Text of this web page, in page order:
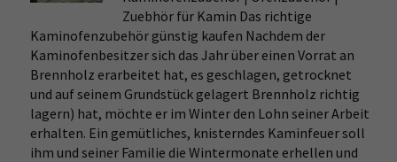
Zuebhör für Kamin Das richtige
Kaminofenzubehör günstig kaufen Nachdem der
Kaminofenbesitzer sich das Jahr über einen Vorrat an
Brennholz erarbeitet hat, es geschlagen, getrocknet
und auf seinem Grundstück gelagert Brennholz richtig
lagern) hat, möchte er im Winter den Lohn seiner Arbeit
erhalten. Ein gemütliches, knisterndes Kaminfeuer soll
ihm und seiner Familie die Wintermonate erhellen und